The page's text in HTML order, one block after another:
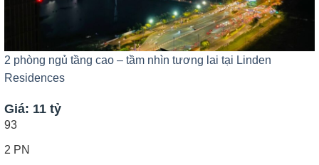
2 phòng ngủ tầng cao – tầm nhìn tương lai tại Linden
Residences
Giá: 11 tỷ
93
2 PN